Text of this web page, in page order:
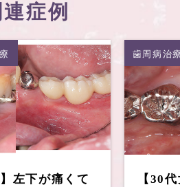
連症例
左下が痛くて
インプラ
セラミッ
歯周病治
【30